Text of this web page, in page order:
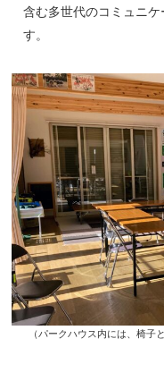
含む多世代のコミュニ
す。
（パークハウス内には、椅子